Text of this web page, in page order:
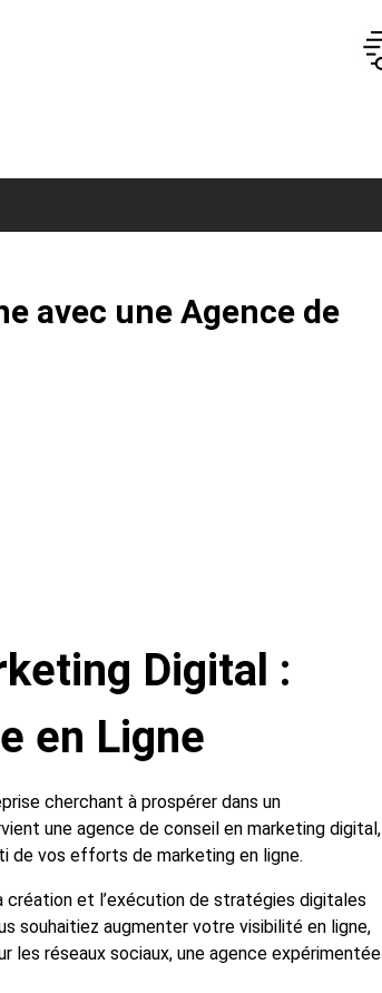
avec une Agence de
Digital :
en Ligne
cherchant à prospérer dans un
une agence de conseil en marketing digital,
de vos efforts de marketing en ligne.
création et l’exécution de stratégies digitales
souhaitiez augmenter votre visibilité en ligne,
les réseaux sociaux, une agence expérimentée